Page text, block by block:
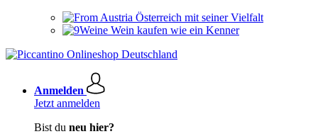
Österreich mit seiner Vielfalt
Wein kaufen wie ein Kenner
Anmelden
Jetzt anmelden
Bist du neu hier?